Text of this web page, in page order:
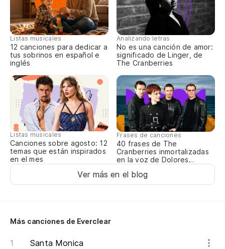
Listas musicales
12 canciones para dedicar a
tus sobrinos en español e
inglés
Analizando letras
No es una canción de amor:
significado de Linger, de
The Cranberries
Listas musicales
Canciones sobre agosto: 12
temas que están inspirados
en el mes
Frases de canciones
40 frases de The
Cranberries inmortalizadas
en la voz de Dolores
Ver más en el blog
Más canciones de Everclear
Santa Monica